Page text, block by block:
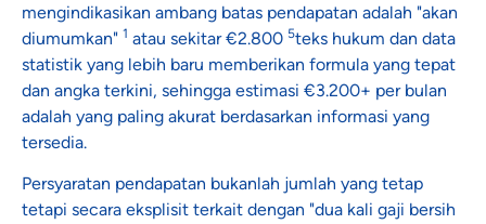
mengindikasikan ambang batas pendapatan adalah "akan
diumumkan" 1 atau sekitar €2.800 5teks hukum dan data
statistik yang lebih baru memberikan formula yang tepat
dan angka terkini, sehingga estimasi €3.200+ per bulan
adalah yang paling akurat berdasarkan informasi yang
tersedia.
Persyaratan pendapatan bukanlah jumlah yang tetap
tetapi secara eksplisit terkait dengan "dua kali gaji bersih